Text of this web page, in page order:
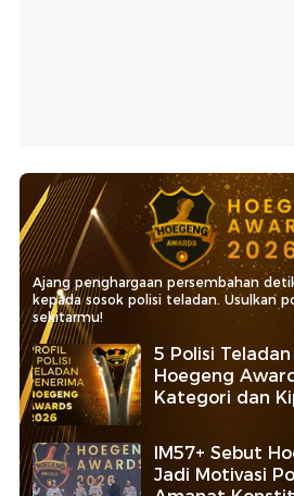
Ajang penghargaan persembahan
kepada sosok polisi teladan. Usulkan
sekitarmu!
5 Polisi
Hoegeng
Kategori dan
IM57+ Sebut
Jadi Motivasi